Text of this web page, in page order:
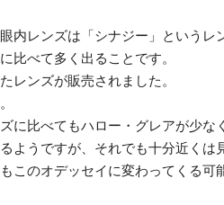
内レンズは「シナジー」というレ
比べて多く出ることです。
レンズが販売されました。
に比べてもハロー・グレアが少な
ようですが、それでも十分近くは
このオデッセイに変わってくる可